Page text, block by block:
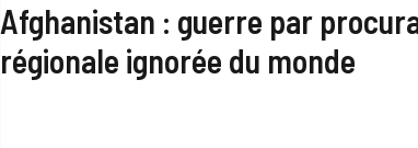
Afghanistan : guerre par
régionale ignorée du monde